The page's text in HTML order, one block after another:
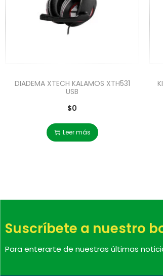
DIADEMA XTECH KALAMOS XTH531
USB
$0
Leer más
Suscríbete a nuestro
Para enterarte de nuestras últimas